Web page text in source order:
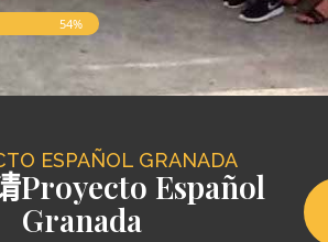
54%
ESPAÑOL GRANADA
Proyecto Español
Granada